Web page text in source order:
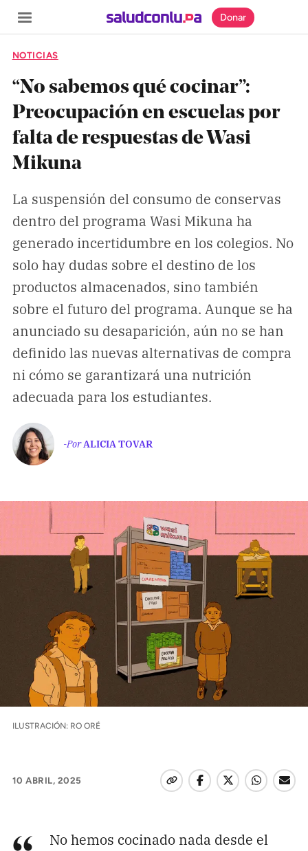
SECCIONES
Inicio
Noticias
Especiales
Nosotros
COBERTURAS
Comprueba
Climatopedia
Medio ambiente
Salud mental
Género
FORMATOS
Opinión
Biblioterapia
Cartas y réplicas
Pon tu lupa sobre lo
que importa
Dona aquí
Enviar
Donar
NOTICIAS
“No sabemos qué cocinar”:
Preocupación en escuelas por
falta de respuestas de Wasi
Mikuna
La suspensión del consumo de conservas
dentro del programa Wasi Mikuna ha
generado incertidumbre en los colegios. No
solo hay dudas sobre el destino de los
productos almacenados, sino también
sobre el futuro del programa. Aunque se ha
anunciado su desaparición, aún no se han
definido las nuevas alternativas de compra
ni cómo se garantizará una nutrición
adecuada para los estudiantes.
-PorALICIA TOVAR
ILUSTRACIÓN: RO ORÉ
10 ABRIL, 2025
No hemos cocinado nada desde el